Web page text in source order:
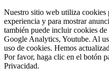
Nuestro sitio web utiliza cookies
experiencia y para mostrar
también puede incluir cookies
Google Analytics, Youtube. Al
uso de cookies. Hemos
Por favor, haga clic en el botón
Privacidad.